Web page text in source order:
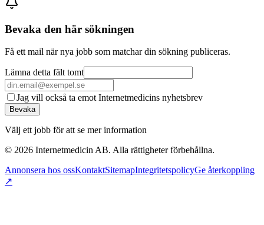
Bevaka den här sökningen
Få ett mail när nya jobb som matchar din sökning publiceras.
Lämna detta fält tomt
Jag vill också ta emot Internetmedicins nyhetsbrev
Bevaka
Välj ett jobb för att se mer information
© 2026 Internetmedicin AB. Alla rättigheter förbehållna.
Annonsera hos ossKontaktSitemapIntegritetspolicyGe återkoppling
↗